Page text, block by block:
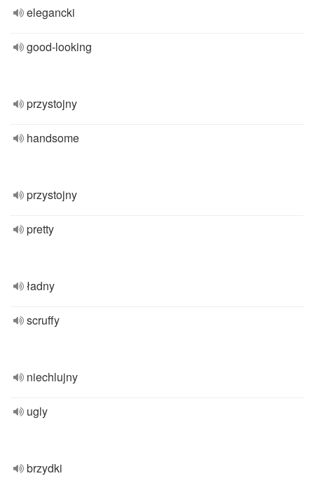
elegancki
good-looking
przystojny
handsome
przystojny
pretty
ładny
scruffy
niechlujny
ugly
brzydki